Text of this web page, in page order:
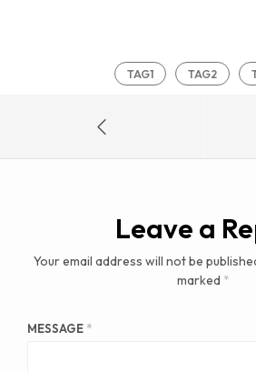
TAG1 TAG2
Leave a
Your email address will not be
marked *
MESSAGE *